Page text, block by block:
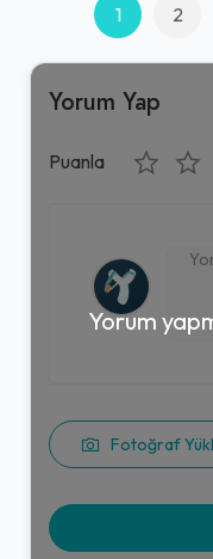
1 2
Yorum Yap
Puanla
Fotoğraf
Yorum